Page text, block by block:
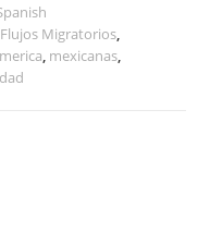
Flujos Migratorios,
, mexicanas,